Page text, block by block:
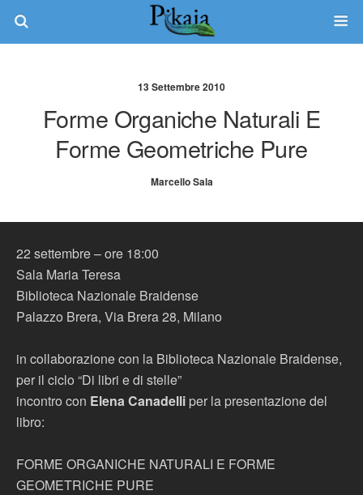
13 Settembre 2010
Forme Organiche Naturali E
Forme Geometriche Pure
Marcello Sala
22 settembre – ore 18:00
Sala Maria Teresa
Biblioteca Nazionale Braidense
Palazzo Brera, Via Brera 28, Milano
in collaborazione con la Biblioteca Nazionale Braidense,
per il ciclo “Di libri e di stelle”
incontro con Elena Canadelli per la presentazione del
libro:
FORME ORGANICHE NATURALI E FORME
GEOMETRICHE PURE